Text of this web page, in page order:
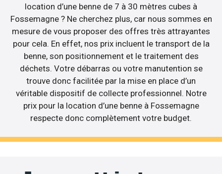
location d’une benne de 7 à 30 mètres cubes à
Fossemagne ? Ne cherchez plus, car nous sommes en
mesure de vous proposer des offres très attrayantes
pour cela. En effet, nos prix incluent le transport de la
benne, son positionnement et le traitement des
déchets. Votre débarras ou votre manutention se
trouve donc facilitée par la mise en place d’un
véritable dispositif de collecte professionnel. Notre
prix pour la location d’une benne à Fossemagne
respecte donc complètement votre budget.